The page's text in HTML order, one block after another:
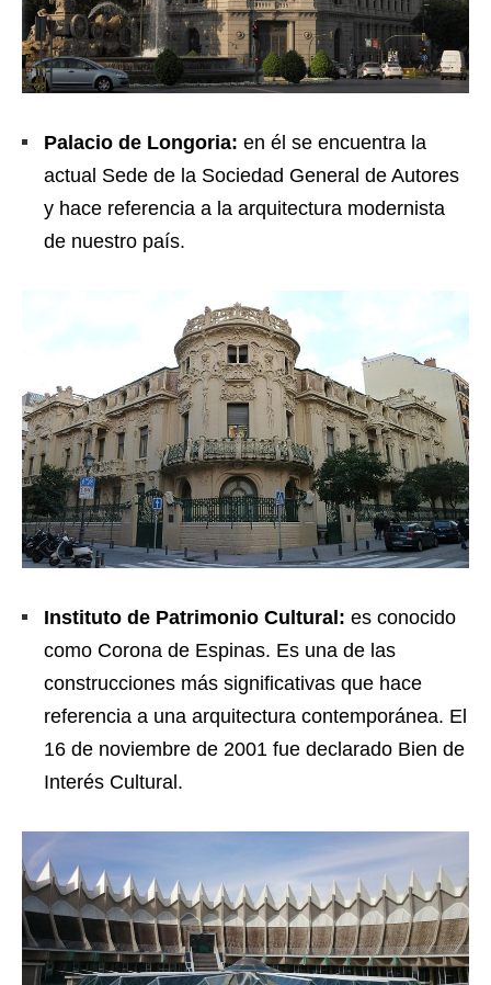
Palacio de Longoria: en él se encuentra la
actual Sede de la Sociedad General de Autores
y hace referencia a la arquitectura modernista
de nuestro país.
Instituto de Patrimonio Cultural: es conocido
como Corona de Espinas. Es una de las
construcciones más significativas que hace
referencia a una arquitectura contemporánea. El
16 de noviembre de 2001 fue declarado Bien de
Interés Cultural.